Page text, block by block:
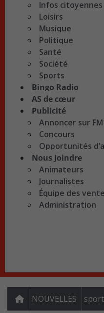
Infos citoyennes
Loisirs
Musique
Politique
Santé
Société
Sports
Bingo Radio
AS de cœur
Publicité
Annoncer sur
Concours
Opportunités
Nous Joindre
Animateurs
Journalistes
Équipe des
Administration
NOUVELLES